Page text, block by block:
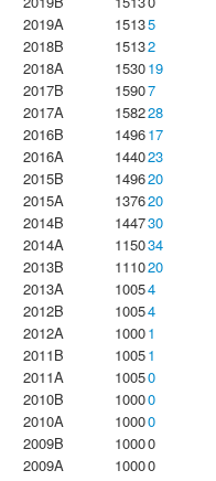
2019A
15135
2018B
15132
2018A
153019
2017B
15907
2017A
158228
2016B
149617
2016A
144023
2015B
149620
2015A
137620
2014B
144730
2014A
115034
2013B
111020
2013A
10054
2012B
10054
2012A
10001
2011B
10051
2011A
10050
2010B
10000
2010A
10000
2009B
10000
2009A
10000